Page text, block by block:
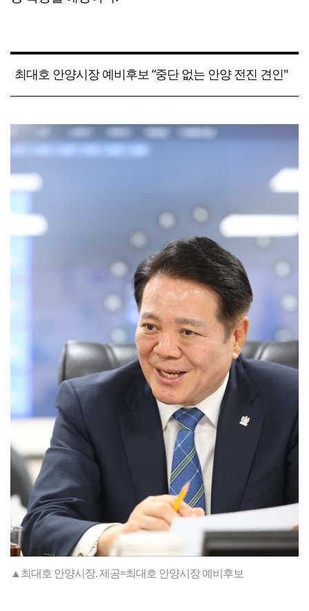
최대호 안양시장 예비후보 “중단 없는 안양 전진 견인"
▲최대호 안양시장. 제공=최대호 안양시장 예비후보